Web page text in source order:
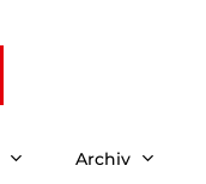
Archiv